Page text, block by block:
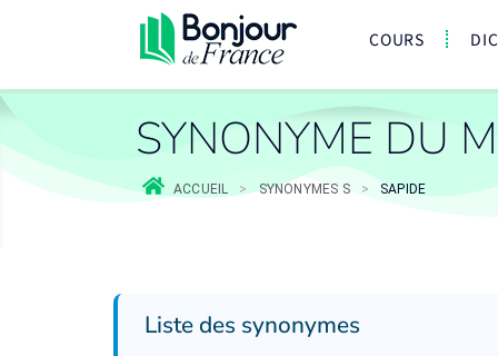
COURS
SYNONYME DU
ACCUEIL > SYNONYMES S > SAPIDE
Liste des synonymes